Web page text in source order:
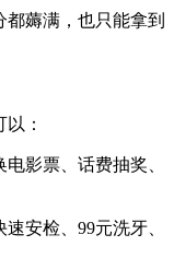
薅满，也只能拿到
：
影票、话费抽奖、
安检、99元洗牙、